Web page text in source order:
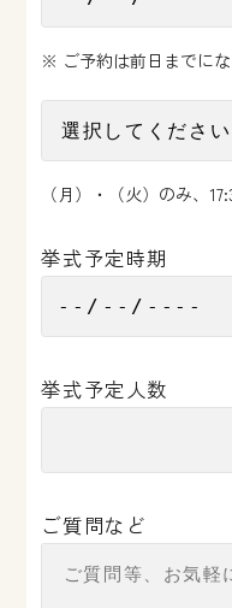
※ ご予約は前日までに
（月）・（火）のみ、
挙式予定時期
挙式予定人数
ご質問など